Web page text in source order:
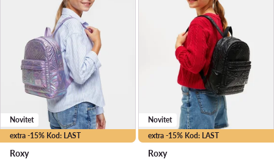
extra -15% Kod: LAST
Novitet
Roxy
extra -15% Kod: LAST
Novitet
Roxy